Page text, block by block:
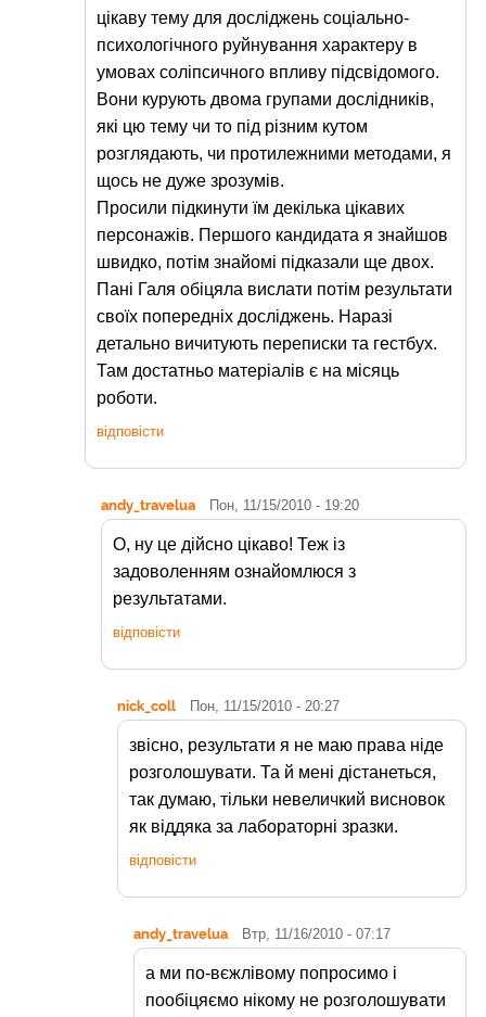
цікаву тему для досліджень соціально-
психологічного руйнування характеру в
умовах соліпсичного впливу підсвідомого.
Вони курують двома групами дослідників,
які цю тему чи то під різним кутом
розглядають, чи протилежними методами, я
щось не дуже зрозумів.
Просили підкинути їм декілька цікавих
персонажів. Першого кандидата я знайшов
швидко, потім знайомі підказали ще двох.
Пані Галя обіцяла вислати потім результати
своїх попередніх досліджень. Наразі
детально вичитують переписки та гестбух.
Там достатньо матеріалів є на місяць
роботи.
відповісти
andy_travelua Пон, 11/15/2010 - 19:20
О, ну це дійсно цікаво! Теж із
задоволенням ознайомлюся з
результатами.
відповісти
nick_coll Пон, 11/15/2010 - 20:27
звісно, результати я не маю права ніде
розголошувати. Та й мені дістанеться,
так думаю, тільки невеличкий висновок
як віддяка за лабораторні зразки.
відповісти
andy_travelua Втр, 11/16/2010 - 07:17
а ми по-вєжлівому попросимо і
пообіцяємо нікому не розголошувати